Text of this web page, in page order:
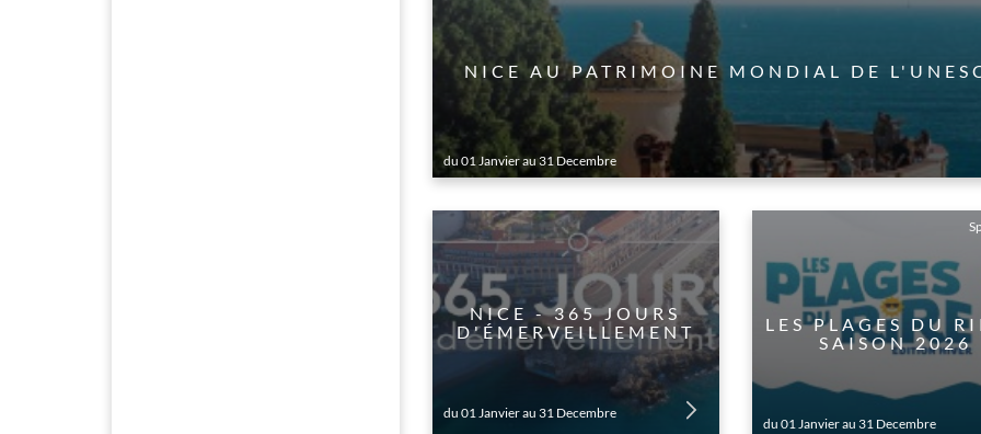
NICE AU PATRIMOINE MONDIAL DE L'UNESCO
du 01 Janvier au 31 Decembre
​NICE - 365 JOURS
D'ÉMERVEILLEMENT
du 01 Janvier au 31 Decembre
LES PLAGES DU
SAISON 2026
du 01 Janvier au 31 Decembre